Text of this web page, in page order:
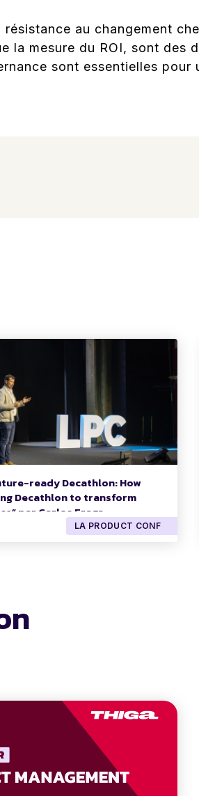
résistance au changement
la mesure du ROI, sont des
sont essentielles pour
ready Decathlon: How
Decathlon to transform
par Carlos Fraga.
LA PRODUCT CONF